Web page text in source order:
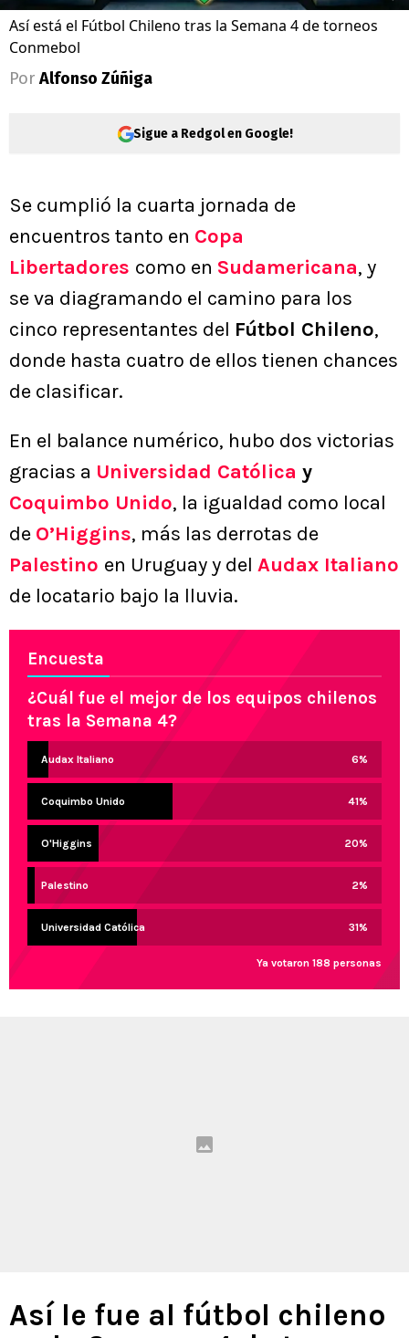
Así está el Fútbol Chileno tras la Semana 4 de torneos
Conmebol
Por Alfonso Zúñiga
Sigue a Redgol en Google!
Se cumplió la cuarta jornada de
encuentros tanto en Copa
Libertadores como en Sudamericana, y
se va diagramando el camino para los
cinco representantes del Fútbol Chileno,
donde hasta cuatro de ellos tienen chances
de clasificar.
En el balance numérico, hubo dos victorias
gracias a Universidad Católica y
Coquimbo Unido, la igualdad como local
de O’Higgins, más las derrotas de
Palestino en Uruguay y del Audax Italiano
de locatario bajo la lluvia.
Encuesta
¿Cuál fue el mejor de los equipos chilenos
tras la Semana 4?
Audax Italiano 6%
Coquimbo Unido 41%
O'Higgins 20%
Palestino 2%
Universidad Católica 31%
Ya votaron 188 personas
Así le fue al fútbol chileno